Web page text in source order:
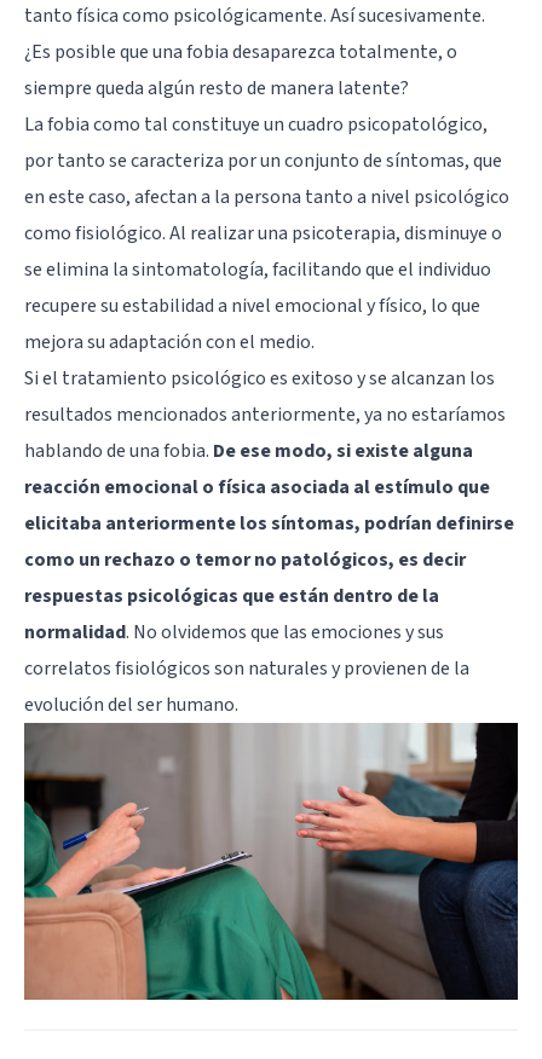
tanto física como psicológicamente. Así sucesivamente.
¿Es posible que una fobia desaparezca totalmente, o
siempre queda algún resto de manera latente?
La fobia como tal constituye un cuadro psicopatológico,
por tanto se caracteriza por un conjunto de síntomas, que
en este caso, afectan a la persona tanto a nivel psicológico
como fisiológico. Al realizar una psicoterapia, disminuye o
se elimina la sintomatología, facilitando que el individuo
recupere su estabilidad a nivel emocional y físico, lo que
mejora su adaptación con el medio.
Si el tratamiento psicológico es exitoso y se alcanzan los
resultados mencionados anteriormente, ya no estaríamos
hablando de una fobia. De ese modo, si existe alguna
reacción emocional o física asociada al estímulo que
elicitaba anteriormente los síntomas, podrían definirse
como un rechazo o temor no patológicos, es decir
respuestas psicológicas que están dentro de la
normalidad. No olvidemos que las emociones y sus
correlatos fisiológicos son naturales y provienen de la
evolución del ser humano.